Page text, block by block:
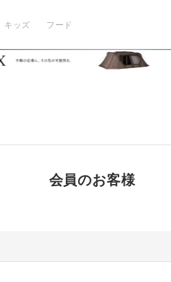
キッズ フード
会員のお客様